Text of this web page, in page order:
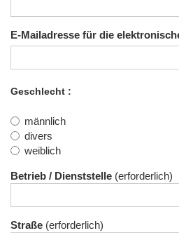
E-Mailadresse für die
Geschlecht
männlich
divers
weiblich
Betrieb / Dienststelle
Straße